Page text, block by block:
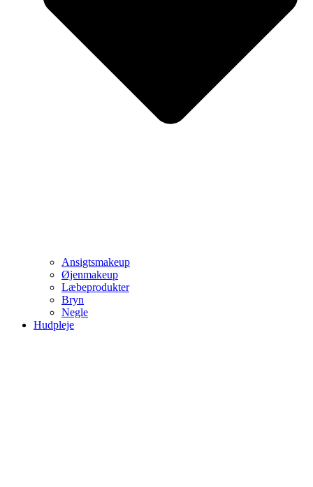
Ansigtsmakeup
Øjenmakeup
Læbeprodukter
Bryn
Negle
Hudpleje